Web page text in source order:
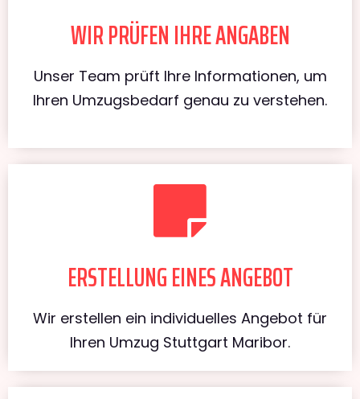
WIR PRÜFEN IHRE ANGABEN
Unser Team prüft Ihre Informationen, um
Ihren Umzugsbedarf genau zu verstehen.
ERSTELLUNG EINES ANGEBOT
Wir erstellen ein individuelles Angebot für
Ihren Umzug Stuttgart Maribor.